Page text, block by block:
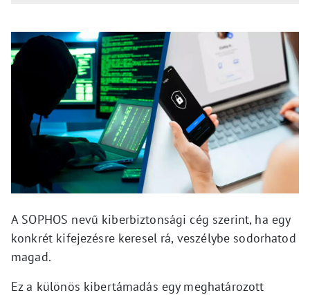
A SOPHOS nevű kiberbiztonsági cég szerint, ha egy
konkrét kifejezésre keresel rá, veszélybe sodorhatod
magad.
Ez a különös kibertámadás egy meghatározott